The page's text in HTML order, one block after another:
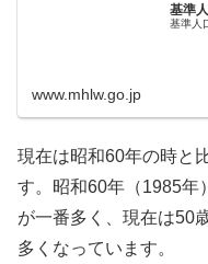
基準
基準人
www.mhlw.go.jp
現在は昭和60年の時と
す。昭和60年（1985年
が一番多く、現在は50
多くなっています。